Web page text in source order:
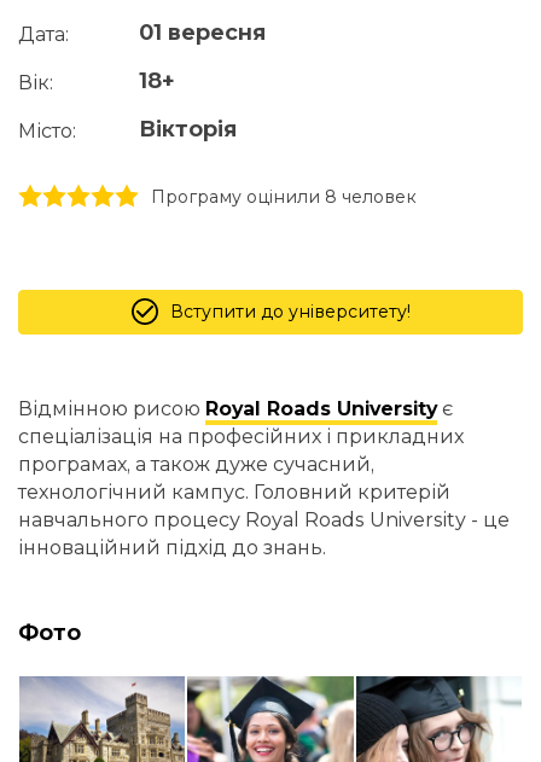
Дата: 01 вересня
Вік: 18+
Місто: Вікторія
5 stars
4 stars
3 stars
2 stars
1 stars Програму оцінили 8 человек
Вступити до університету!
Відмінною рисою Royal Roads Universityє
спеціалізація на професійних і прикладних
програмах, а також дуже сучасний,
технологічний кампус. Головний критерій
навчального процесу Royal Roads University - це
інноваційний підхід до знань.
Фото